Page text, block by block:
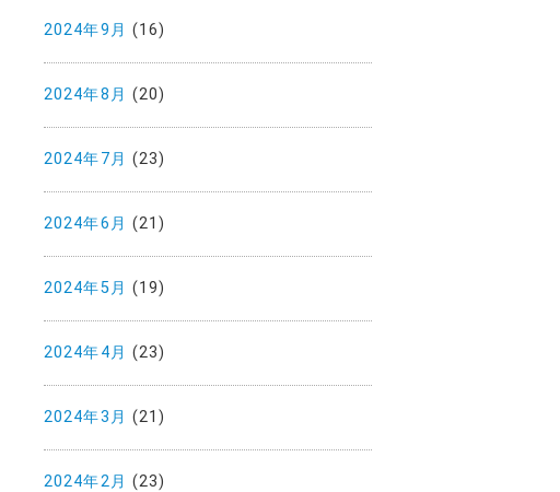
2024年9月 (16)
2024年8月 (20)
2024年7月 (23)
2024年6月 (21)
2024年5月 (19)
2024年4月 (23)
2024年3月 (21)
2024年2月 (23)